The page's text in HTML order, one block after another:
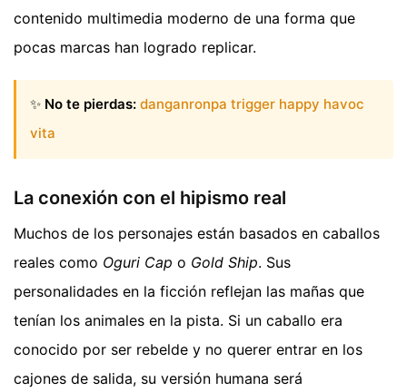
contenido multimedia moderno de una forma que
pocas marcas han logrado replicar.
✨ No te pierdas: danganronpa trigger happy havoc
vita
La conexión con el hipismo real
Muchos de los personajes están basados en caballos
reales como Oguri Cap o Gold Ship. Sus
personalidades en la ficción reflejan las mañas que
tenían los animales en la pista. Si un caballo era
conocido por ser rebelde y no querer entrar en los
cajones de salida, su versión humana será